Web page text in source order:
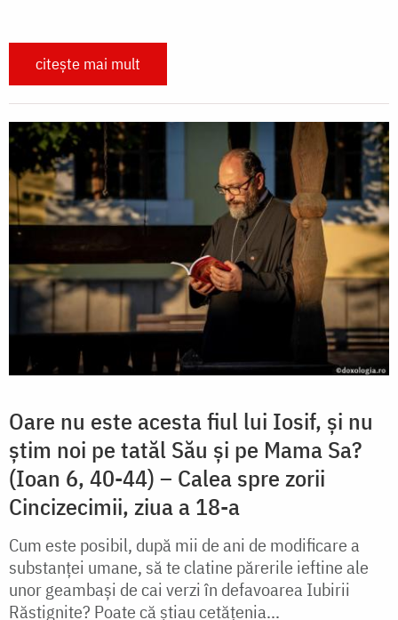
citește mai mult
Oare nu este acesta fiul lui Iosif, și nu
știm noi pe tatăl Său și pe Mama Sa?
(Ioan 6, 40-44) – Calea spre zorii
Cincizecimii, ziua a 18-a
Cum este posibil, după mii de ani de modificare a
substanței umane, să te clatine părerile ieftine ale
unor geambași de cai verzi în defavoarea Iubirii
Răstignite? Poate că știau cetățenia...